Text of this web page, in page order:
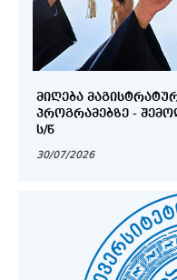
ᲛᲘᲦᲔᲑᲐ
ᲞᲠᲝᲒᲠᲐᲛᲔᲑᲖᲔ -
Ს/Წ
30/07/2026